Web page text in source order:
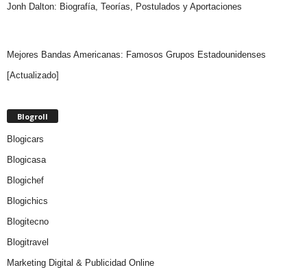
Jonh Dalton: Biografía, Teorías, Postulados y Aportaciones
Mejores Bandas Americanas: Famosos Grupos Estadounidenses
[Actualizado]
Blogroll
Blogicars
Blogicasa
Blogichef
Blogichics
Blogitecno
Blogitravel
Marketing Digital & Publicidad Online